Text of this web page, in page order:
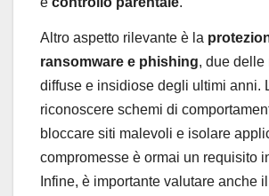
Altro aspetto rilevante è la
ransomware e phishing, due delle
diffuse e insidiose degli ultimi anni.
riconoscere schemi di
bloccare siti malevoli e isolare
compromesse è ormai un requisito
Infine, è importante valutare anche il